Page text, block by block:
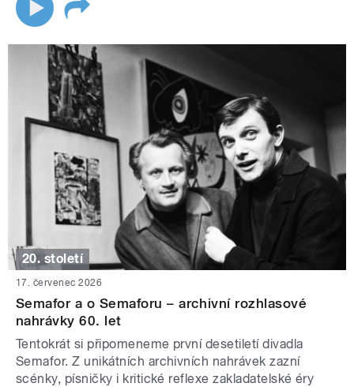
20. století
17. červenec 2026
Semafor a o Semaforu – archivní rozhlasové
nahrávky 60. let
Tentokrát si připomeneme první desetiletí divadla
Semafor. Z unikátních archivních nahrávek zazní
scénky, písničky i kritické reflexe zakladatelské éry